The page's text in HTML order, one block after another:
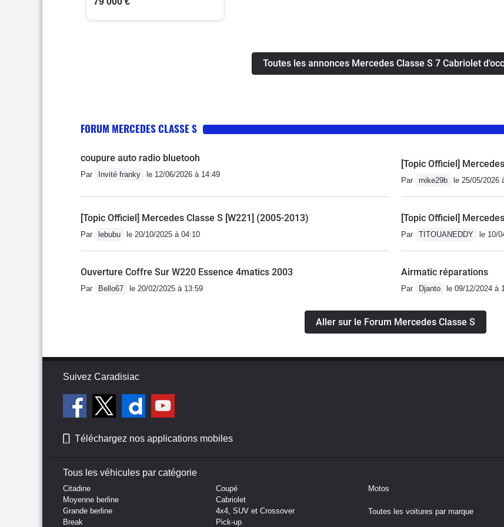
Toutes les annonces Mercedes Classe S 7 Cabriolet
FORUM MERCEDES CLASSE S
coupure auto radio bluetooh
Par Invité franky le 12/06/2026 à 14:49
[Topic Officiel]
Par mike29b le 25/05/2026
[Topic Officiel] Mercedes Classe S [W221] (2005-2013)
Par lebubu le 20/10/2025 à 04:10
[Topic Officiel]
Par TITOUANEDDY le 10/
Ouverture Coffre Sur W220 Essence 4matics 2003
Par Bello67 le 20/02/2025 à 13:59
Airmatic réparations
Par Djanto le 09/12/2024 à
Aller sur le Forum Mercedes Classe S
Suivez Caradisiac
Téléchargez nos applications mobiles
Tous les véhicules par catégorie
Citadine
Moyenne berline
Grande berline
Break
Coupé
Cabriolet
4x4, SUV et Crossover
Pick-up
Motos
Toutes les voitures par marque